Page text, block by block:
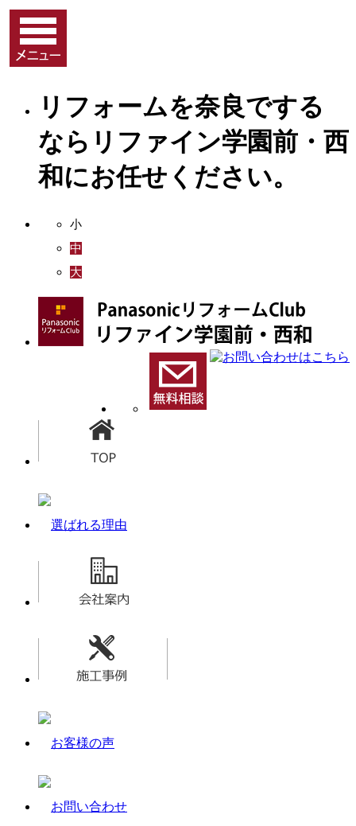
リフォームを奈良でする
ならリファイン学園前・西
和にお任せください。
小
中
大